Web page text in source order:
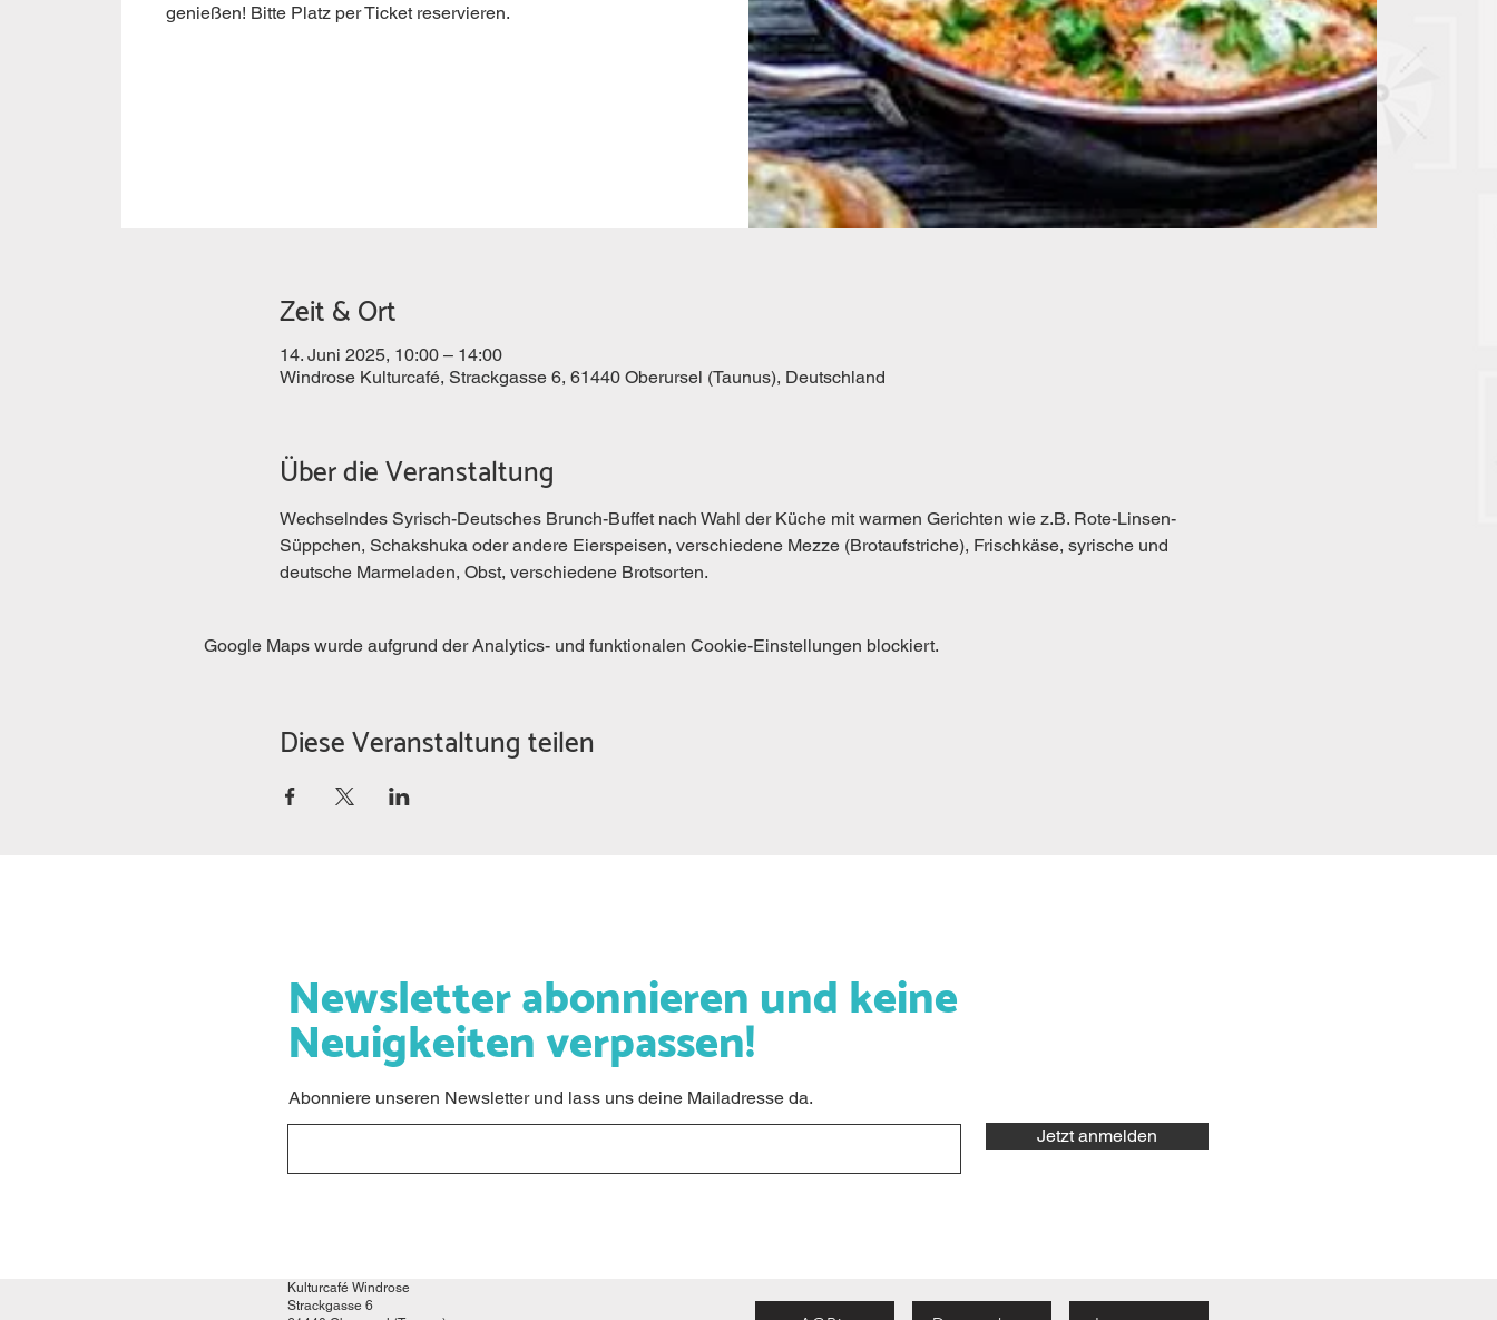
genießen! Bitte Platz per Ticket reservieren.
Zeit & Ort
14. Juni 2025, 10:00 – 14:00
Windrose Kulturcafé, Strackgasse 6, 61440 Oberursel (Taunus), Deutschland
Über die Veranstaltung
Wechselndes Syrisch-Deutsches Brunch-Buffet nach Wahl der Küche mit warmen Gerichten wie z.B. Rote-Linsen-
Süppchen, Schakshuka oder andere Eierspeisen, verschiedene Mezze (Brotaufstriche), Frischkäse, syrische und
deutsche Marmeladen, Obst, verschiedene Brotsorten.
Google Maps wurde aufgrund der Analytics- und funktionalen Cookie-Einstellungen blockiert.
Diese Veranstaltung teilen
Newsletter abonnieren und keine
Neuigkeiten verpassen!
Abonniere unseren Newsletter und lass uns deine Mailadresse da.
Jetzt anmelden
Kulturcafé Windrose
Strackgasse 6